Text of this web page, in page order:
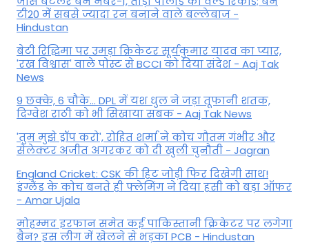
टी20 में सबसे ज्यादा रन बनाने वाले बल्लेबाज -
Hindustan
बेटी र‍िद्ध‍िमा पर उमड़ा क्रिकेटर सूर्यकुमार यादव का प्यार,
'रख विश्वास' वाले पोस्ट से BCCI को दिया संदेश - Aaj Tak
News
9 छक्के, 6 चौके... DPL में यश धुल ने जड़ा तूफानी शतक,
द‍िग्वेश राठी को भी स‍िखाया सबक - Aaj Tak News
'तुम मुझे ड्रॉप करो', रोहित शर्मा ने कोच गौतम गंभीर और
सेलेक्टर अजीत अगरकर को दी खुली चुनौती - Jagran
England Cricket: CSK की हिट जोड़ी फिर दिखेगी साथ!
इंग्लैंड के कोच बनते ही फ्लेमिंग ने दिया हसी को बड़ा ऑफर
- Amar Ujala
मोहम्मद इरफान समेत कई पाकिस्तानी क्रिकेटर पर लगेगा
बैन? इस लीग में खेलने से भड़का PCB - Hindustan